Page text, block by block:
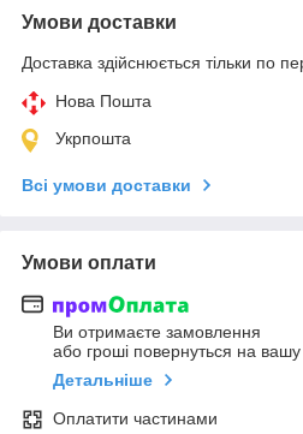
Умови доставки
Доставка здійснюється тільки по
Нова Пошта
Укрпошта
Всі умови доставки
Умови оплати
Ви отримаєте замовлення
або гроші повернуться на вашу
Детальніше
Оплатити частинами